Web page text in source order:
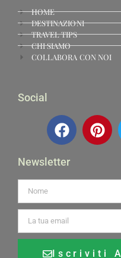
HOME
DESTINAZIONI
TRAVEL TIPS
CHI SIAMO
COLLABORA CON NOI
Social
Newsletter
Iscriviti